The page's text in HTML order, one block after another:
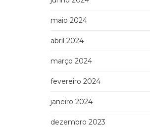
maio 2024
abril 2024
março 2024
fevereiro 2024
janeiro 2024
dezembro 2023